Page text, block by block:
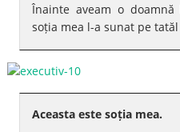
Înainte aveam o
soția mea l-a sunat pe
Aceasta este soția mea.